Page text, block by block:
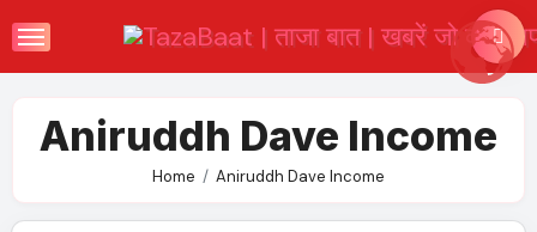
to
Aniruddh Dave Income
Home Aniruddh Dave Income